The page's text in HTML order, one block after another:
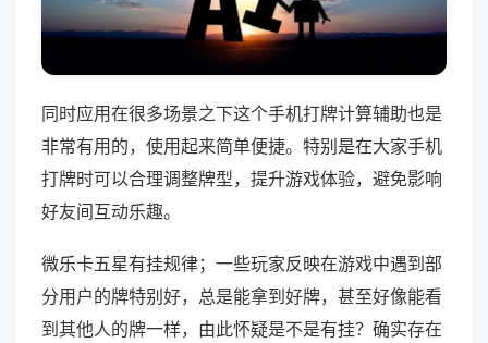
同时应用在很多场景之下这个手机打牌计算辅助也是
非常有用的，使用起来简单便捷。特别是在大家手机
打牌时可以合理调整牌型，提升游戏体验，避免影响
好友间互动乐趣。
微乐卡五星有挂规律；一些玩家反映在游戏中遇到部
分用户的牌特别好，总是能拿到好牌，甚至好像能看
到其他人的牌一样，由此怀疑是不是有挂？确实存在